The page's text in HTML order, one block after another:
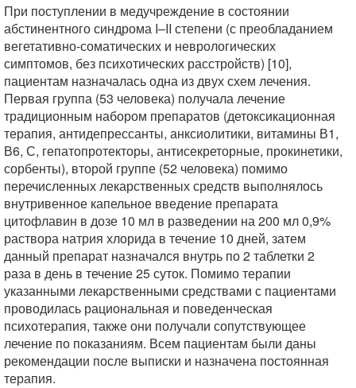
При поступлении в медучреждение в состоянии
абстинентного синдрома I–II степени (с преобладанием
вегетативно-соматических и неврологических
симптомов, без психотических расстройств) [10],
пациентам назначалась одна из двух схем лечения.
Первая группа (53 человека) получала лечение
традиционным набором препаратов (детоксикационная
терапия, антидепрессанты, анксиолитики, витамины В1,
В6, С, гепатопротекторы, антисекреторные, прокинетики,
сорбенты), второй группе (52 человека) помимо
перечисленных лекарственных средств выполнялось
внутривенное капельное введение препарата
цитофлавин в дозе 10 мл в разведении на 200 мл 0,9%
раствора натрия хлорида в течение 10 дней, затем
данный препарат назначался внутрь по 2 таблетки 2
раза в день в течение 25 суток. Помимо терапии
указанными лекарственными средствами с пациентами
проводилась рациональная и поведенческая
психотерапия, также они получали сопутствующее
лечение по показаниям. Всем пациентам были даны
рекомендации после выписки и назначена постоянная
терапия.